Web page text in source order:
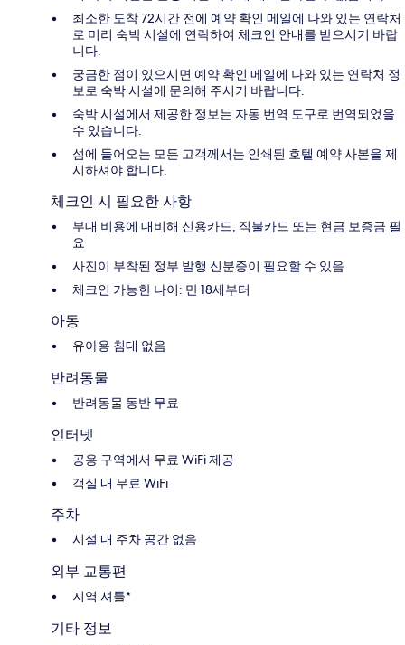
최소한 도착 72시간 전에 예약 확인 메일에 나와 있는 연락처
로 미리 숙박 시설에 연락하여 체크인 안내를 받으시기 바랍
니다.
궁금한 점이 있으시면 예약 확인 메일에 나와 있는 연락처 정
보로 숙박 시설에 문의해 주시기 바랍니다.
숙박 시설에서 제공한 정보는 자동 번역 도구로 번역되었을
수 있습니다.
섬에 들어오는 모든 고객께서는 인쇄된 호텔 예약 사본을 제
시하셔야 합니다.
체크인 시 필요한 사항
부대 비용에 대비해 신용카드, 직불카드 또는 현금 보증금 필
요
사진이 부착된 정부 발행 신분증이 필요할 수 있음
체크인 가능한 나이: 만 18세부터
아동
유아용 침대 없음
반려동물
반려동물 동반 무료
인터넷
공용 구역에서 무료 WiFi 제공
객실 내 무료 WiFi
주차
시설 내 주차 공간 없음
외부 교통편
지역 셔틀*
기타 정보